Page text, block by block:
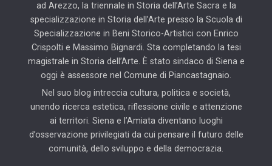
ad Arezzo, la triennale in Storia dell’Arte Sacra e la
specializzazione in Storia dell’Arte presso la Scuola di
Specializzazione in Beni Storico-Artistici con Enrico
Crispolti e Massimo Bignardi. Sta completando la tesi
magistrale in Storia dell’Arte. È stato sindaco di Siena e
oggi è assessore nel Comune di Piancastagnaio.
Nel suo blog intreccia cultura, politica e società,
unendo ricerca estetica, riflessione civile e attenzione
ai territori. Siena e l’Amiata diventano luoghi
d’osservazione privilegiati da cui pensare il futuro delle
comunità, dello sviluppo e della democrazia.